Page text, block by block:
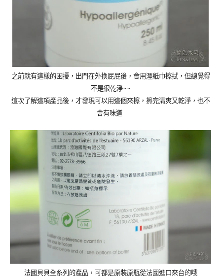
之前就有這樣的困擾，出門在外換屁屁後，會用溼紙巾擦拭，但總覺得
不是很乾淨~~
這次了解這項產品後，才發現可以用這個來擦，擦完清爽又乾淨，也不
會有味道
法國貝貝全糸列的產品，可都是原裝原瓶從法國進口來台的哦